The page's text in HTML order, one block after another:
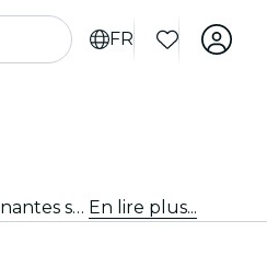
FR
Tu cherches des activités à faire à Vancouver pour les touristes ? Découvre Vancouver une aventure à la fois avec ces expériences passionnantes spécialement conçues pour les touristes. Découvre les meilleures choses à faire ! En lire plus...